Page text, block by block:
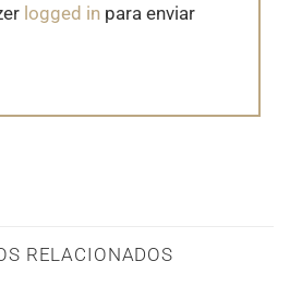
logged in para enviar
RELACIONADOS